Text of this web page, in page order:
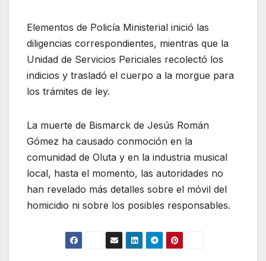
Elementos de Policía Ministerial inició las
diligencias correspondientes, mientras que la
Unidad de Servicios Periciales recolectó los
indicios y trasladó el cuerpo a la morgue para
los trámites de ley.
La muerte de Bismarck de Jesús Román
Gómez ha causado conmoción en la
comunidad de Oluta y en la industria musical
local, hasta el momento, las autoridades no
han revelado más detalles sobre el móvil del
homicidio ni sobre los posibles responsables.